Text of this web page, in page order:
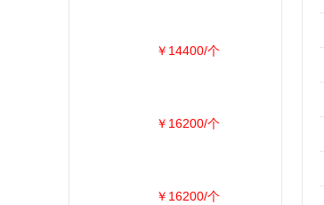
￥14400/个
￥16200/个
￥16200/个